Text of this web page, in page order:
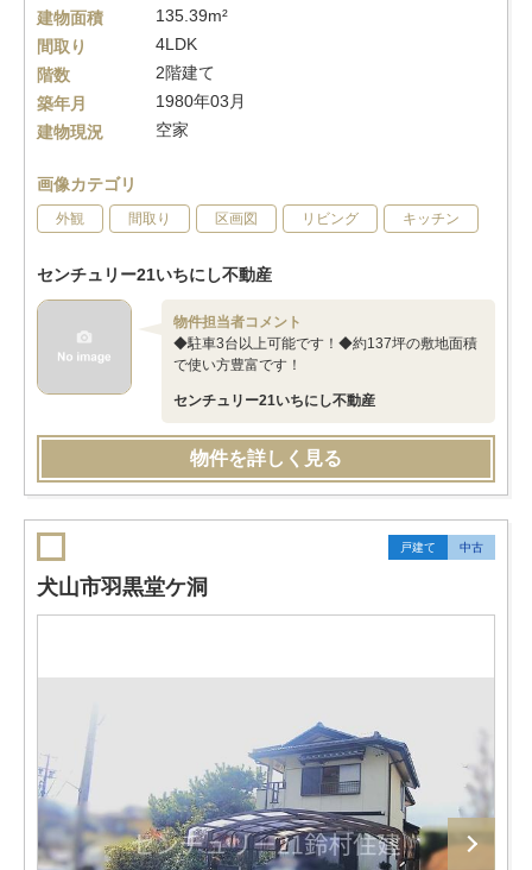
建物面積
135.39m²
間取り
4LDK
階数
2階建て
築年月
1980年03月
建物現況
空家
画像カテゴリ
外観 間取り 区画図 リビング キッチン
センチュリー21いちにし不動産
物件担当者コメント
◆駐車3台以上可能です！◆約137坪の敷地面積
で使い方豊富です！
センチュリー21いちにし不動産
物件を詳しく見る
戸建て 中古
犬山市羽黒堂ケ洞